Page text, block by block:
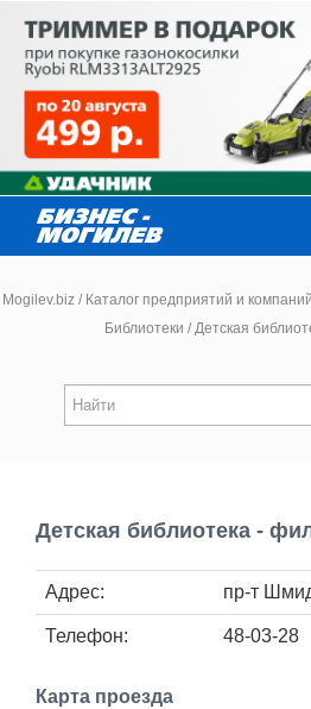
Новости
Афиша
Mogilev.biz / Каталог предприятий и компаний
Библиотеки /Детская
Детская библиотека -
Адрес: пр-т
Телефон: 48-03-28
Карта проезда